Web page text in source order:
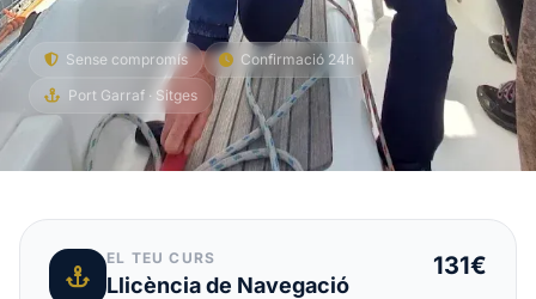
Sense compromís
Confirmació 24h
Port Garraf · Sitges
EL TEU CURS
Llicència de Navegació
131€